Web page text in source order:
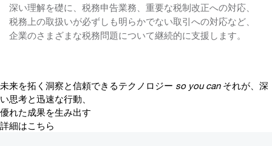
深い理解を礎に、税務申告業務、重要な税制改正への対応、
税務上の取扱いが必ずしも明らかでない取引への対応など、
企業のさまざまな税務問題について継続的に支援します。
未来を拓く洞察と信頼できるテクノロジー so you can それが、深
い思考と迅速な行動、
優れた成果を生み出す
詳細はこちら